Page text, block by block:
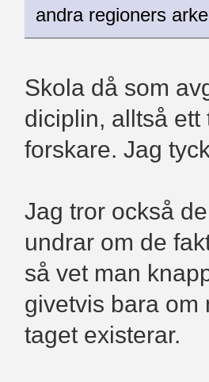
andra regioners
Skola då som
diciplin, alltså
forskare. Jag
Jag tror också
undrar om de
så vet man
givetvis bara om
taget existerar.